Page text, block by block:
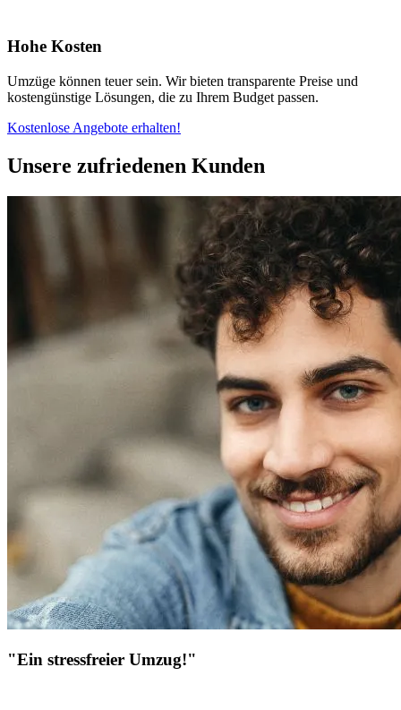
Hohe Kosten
Umzüge können teuer sein. Wir bieten transparente Preise und
kostengünstige Lösungen, die zu Ihrem Budget passen.
Kostenlose Angebote erhalten!
Unsere zufriedenen Kunden
"Ein stressfreier Umzug!"